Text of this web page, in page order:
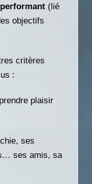
(lié
objectifs
critères
:
plaisir
ses
ses amis, sa